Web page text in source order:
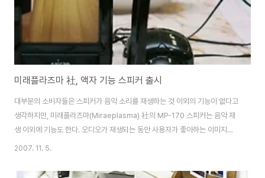
미래플라즈마 社, 액자 기능 스피커 출시
대부분의 소비자들은 스피커가 음악 소리를 재생하는 것 이외의 기능이 없다고
생각하지만, 미래플라즈마(Miraeplasma) 社의 MP-170 스피커는 음악 재
생 이외에 기능도 한다. 오디오가 재생되는 동안 사용자가 좋아하는 이미지를
디스플레이할 수도 있어, 휴대용 액자 프레임 기능도 한다. MP-170은 최상의
이디어 제품은 33달러이다. 출처 Ubergizmo [벽면,문] - [IdeaStix] 소품/
2007. 11. 5.